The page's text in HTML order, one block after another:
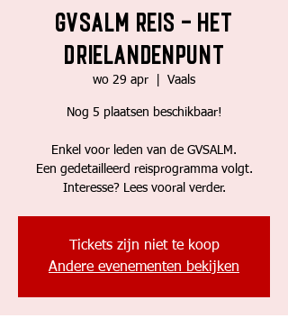
GVSALM reis - het
drielandenpunt
wo 29 apr Vaals
Nog 5 plaatsen beschikbaar!
Enkel voor leden van de GVSALM.
Een gedetailleerd reisprogramma volgt.
Tickets zijn niet te koop
Andere evenementen bekijken